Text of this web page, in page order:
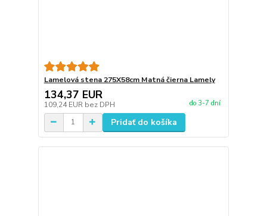
Lamelová stena 275X58cm Matná čierna Lamely
134,37 EUR
109,24 EUR bez DPH do 3-7 dní
Pridať do košíka